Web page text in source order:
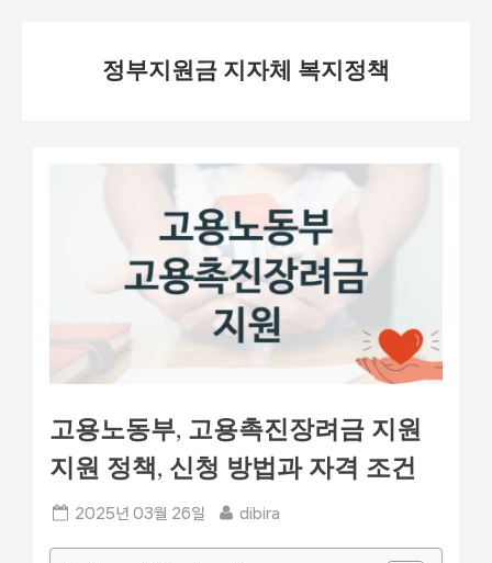
정부지원금 지자체 복지정책
고용노동부, 고용촉진장려금 지원
지원 정책, 신청 방법과 자격 조건
Posted
2025년 03월 26일 By
dibira